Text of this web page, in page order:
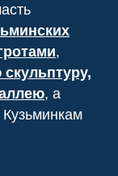
,
, а